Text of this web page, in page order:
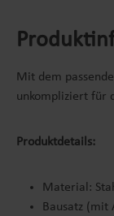
Mit dem
unkompliziert für
Produktdetails:
Material:
Bausatz (mit